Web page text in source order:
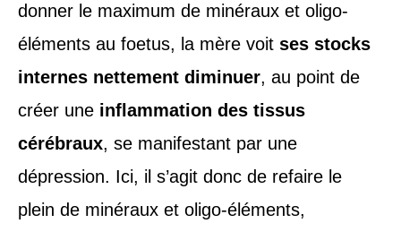
donner le maximum de minéraux et oligo-
éléments au foetus, la mère voit ses stocks
internes nettement diminuer, au point de
créer une inflammation des tissus
cérébraux, se manifestant par une
dépression. Ici, il s’agit donc de refaire le
plein de minéraux et oligo-éléments,